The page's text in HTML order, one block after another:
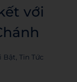
với
Bật, Tin Tức